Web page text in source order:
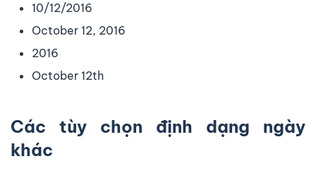
10/12/2016
October 12, 2016
2016
October 12th
Các tùy chọn định dạng ngày
khác